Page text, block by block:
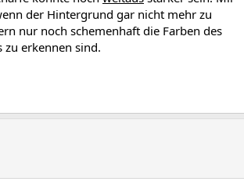
der Hintergrund gar nicht mehr zu
nur noch schemenhaft die Farben des
erkennen sind.